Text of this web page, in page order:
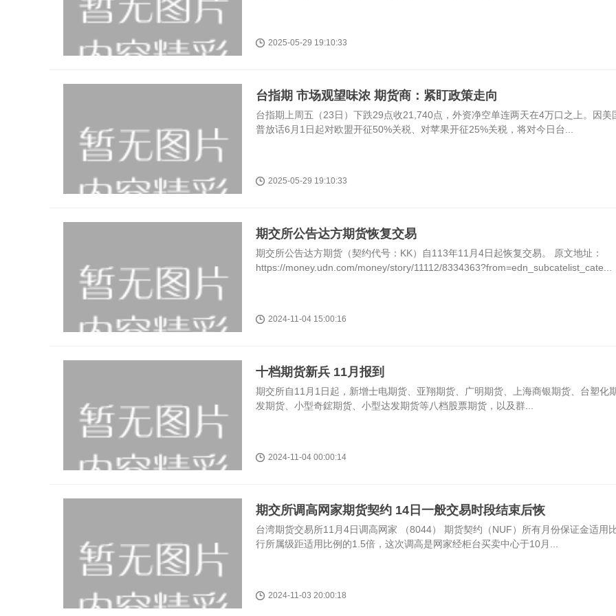
2025-05-29 19:10:33
台指期 市场观望味浓 期货商：紧盯政策走向
台指期上周五（23日）下跌29点收21,740点，外资净空单连两天在4万口之上。因美
普放话6月1日起对欧盟开征50%关税、对苹果开征25%关税，将对今日台...
2025-05-29 19:10:33
期交所公告达方期货恢复交易
期交所公告达方期货（契约代号：KK）自113年11月4日起恢复交易。 原文地址：
https://money.udn.com/money/story/11112/8334363?from=edn_subcatelist_cate...
2024-11-04 15:00:16
十档期货新兵 11月报到
期交所自11月1日起，新增士电期货、亚翔期货、广明期货、上海商银期货、台塑化
发期货、小型奇鋐期货、小型达发期货等八档股票期货，以及群...
2024-11-04 00:00:14
期交所调高网家期货契约 14日一般交易时段结束后恢
台湾期货交易所11月4日调高网家 （8044） 期货契约（NUF）所有月份保证金适用
行所属级距适用比例的1.5倍，这次调高是网家经柜台买卖中心于10月...
2024-11-03 20:00:18